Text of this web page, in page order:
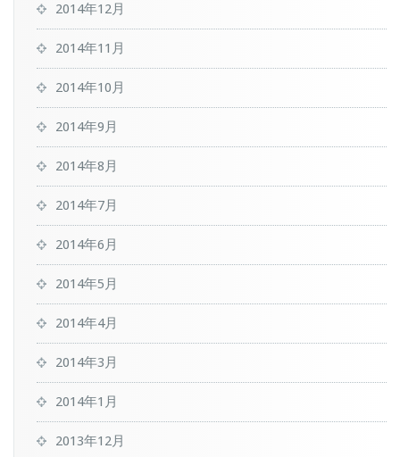
2014年12月
2014年11月
2014年10月
2014年9月
2014年8月
2014年7月
2014年6月
2014年5月
2014年4月
2014年3月
2014年1月
2013年12月